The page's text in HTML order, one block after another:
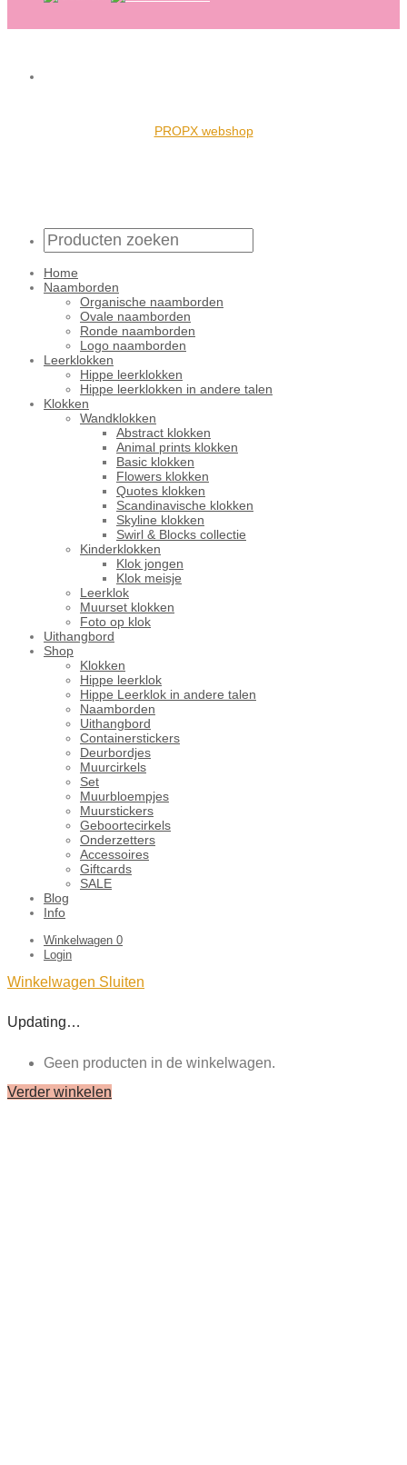
PROPX webshop
Home
Naamborden
Organische naamborden
Ovale naamborden
Ronde naamborden
Logo naamborden
Leerklokken
Hippe leerklokken
Hippe leerklokken in andere talen
Klokken
Wandklokken
Abstract klokken
Animal prints klokken
Basic klokken
Flowers klokken
Quotes klokken
Scandinavische klokken
Skyline klokken
Swirl & Blocks collectie
Kinderklokken
Klok jongen
Klok meisje
Leerklok
Muurset klokken
Foto op klok
Uithangbord
Shop
Klokken
Hippe leerklok
Hippe Leerklok in andere talen
Naamborden
Uithangbord
Containerstickers
Deurbordjes
Muurcirkels
Set
Muurbloempjes
Muurstickers
Geboortecirkels
Onderzetters
Accessoires
Giftcards
SALE
Blog
Info
Winkelwagen 0
Login
Winkelwagen Sluiten
Updating…
Geen producten in de winkelwagen.
Verder winkelen